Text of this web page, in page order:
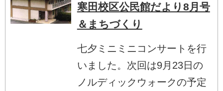
寒田校区公民館だより8月号
＆まちづくり
七夕ミニミニコンサートを行
いました。次回は9月23日の
ノルディックウォークの予定